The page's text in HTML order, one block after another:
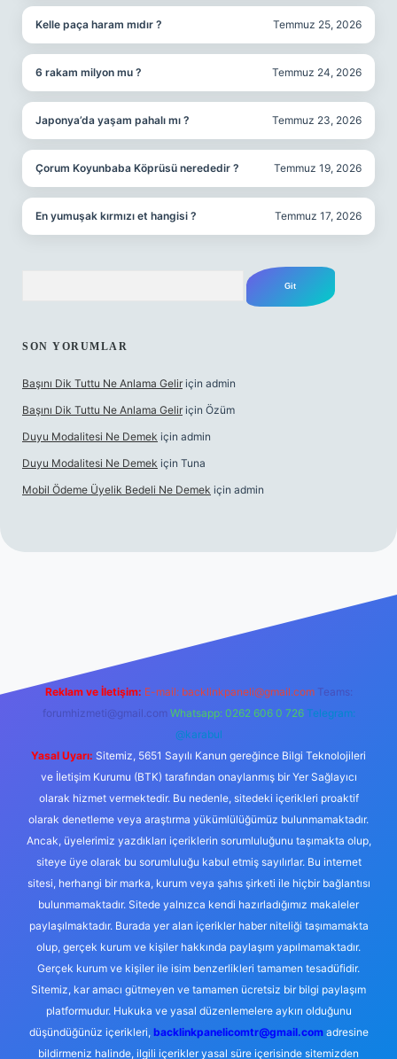
Kelle paça haram mıdır ? Temmuz 25, 2026
6 rakam milyon mu ? Temmuz 24, 2026
Japonya’da yaşam pahalı mı ? Temmuz 23, 2026
Çorum Koyunbaba Köprüsü nerededir ? Temmuz 19, 2026
En yumuşak kırmızı et hangisi ? Temmuz 17, 2026
SON YORUMLAR
Başını Dik Tuttu Ne Anlama Gelir için admin
Başını Dik Tuttu Ne Anlama Gelir için Özüm
Duyu Modalitesi Ne Demek için admin
Duyu Modalitesi Ne Demek için Tuna
Mobil Ödeme Üyelik Bedeli Ne Demek için admin
Reklam ve İletişim: E-mail: backlinkpaneli@gmail.com Teams:
forumhizmeti@gmail.com Whatsapp: 0262 606 0 726 Telegram:
@karabul
Yasal Uyarı: Sitemiz, 5651 Sayılı Kanun gereğince Bilgi Teknolojileri
ve İletişim Kurumu (BTK) tarafından onaylanmış bir Yer Sağlayıcı
olarak hizmet vermektedir. Bu nedenle, sitedeki içerikleri proaktif
olarak denetleme veya araştırma yükümlülüğümüz bulunmamaktadır.
Ancak, üyelerimiz yazdıkları içeriklerin sorumluluğunu taşımakta olup,
siteye üye olarak bu sorumluluğu kabul etmiş sayılırlar. Bu internet
sitesi, herhangi bir marka, kurum veya şahıs şirketi ile hiçbir bağlantısı
bulunmamaktadır. Sitede yalnızca kendi hazırladığımız makaleler
paylaşılmaktadır. Burada yer alan içerikler haber niteliği taşımamakta
olup, gerçek kurum ve kişiler hakkında paylaşım yapılmamaktadır.
Gerçek kurum ve kişiler ile isim benzerlikleri tamamen tesadüfidir.
Sitemiz, kar amacı gütmeyen ve tamamen ücretsiz bir bilgi paylaşım
platformudur. Hukuka ve yasal düzenlemelere aykırı olduğunu
düşündüğünüz içerikleri, backlinkpanelicomtr@gmail.comadresine
bildirmeniz halinde, ilgili içerikler yasal süre içerisinde sitemizden